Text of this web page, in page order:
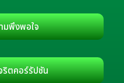
มพึงพอใจ
ริตคอร์รัปชัน